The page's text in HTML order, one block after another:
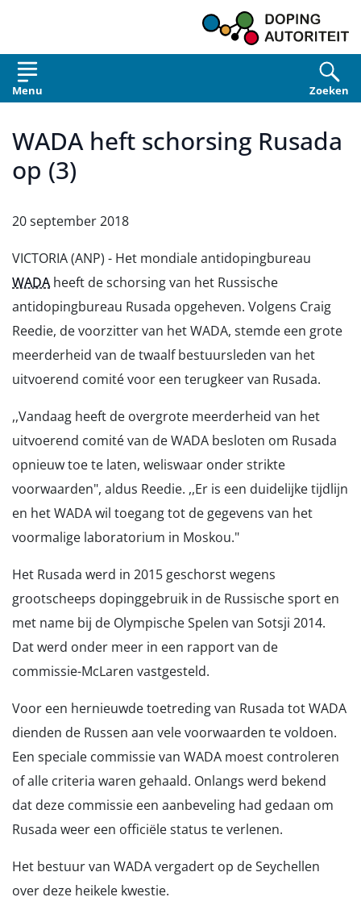
Menu Zoeken
WADA heft schorsing Rusada
op (3)
20 september 2018
VICTORIA (ANP) - Het mondiale antidopingbureau
WADAheeft de schorsing van het Russische
antidopingbureau Rusada opgeheven. Volgens Craig
Reedie, de voorzitter van het WADA, stemde een grote
meerderheid van de twaalf bestuursleden van het
uitvoerend comité voor een terugkeer van Rusada.
,,Vandaag heeft de overgrote meerderheid van het
uitvoerend comité van de WADA besloten om Rusada
opnieuw toe te laten, weliswaar onder strikte
voorwaarden", aldus Reedie. ,,Er is een duidelijke tijdlijn
en het WADA wil toegang tot de gegevens van het
voormalige laboratorium in Moskou."
Het Rusada werd in 2015 geschorst wegens
grootscheeps dopinggebruik in de Russische sport en
met name bij de Olympische Spelen van Sotsji 2014.
Dat werd onder meer in een rapport van de
commissie-McLaren vastgesteld.
Voor een hernieuwde toetreding van Rusada tot WADA
dienden de Russen aan vele voorwaarden te voldoen.
Een speciale commissie van WADA moest controleren
of alle criteria waren gehaald. Onlangs werd bekend
dat deze commissie een aanbeveling had gedaan om
Rusada weer een officiële status te verlenen.
Het bestuur van WADA vergadert op de Seychellen
over deze heikele kwestie.